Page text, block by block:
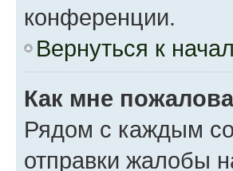
конференции.
Вернуться к
Как мне
Рядом с каждым
отправки жалобы